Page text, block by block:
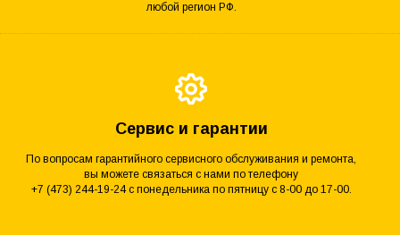
любой регион РФ.
Сервис и гарантии
По вопросам гарантийного сервисного обслуживания и ремонта,
вы можете связаться с нами по телефону
+7 (473) 244-19-24 с понедельника по пятницу с 8-00 до 17-00.